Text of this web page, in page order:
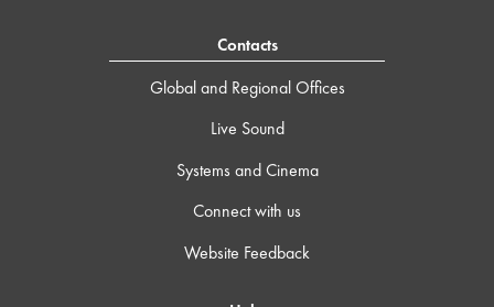
Contacts
Global and Regional Offices
Live Sound
Systems and Cinema
Connect with us
Website Feedback